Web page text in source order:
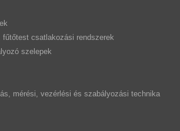
fűtőtest csatlakozási rendszerek
szelepek
mérési, vezérlési és szabályozási technika